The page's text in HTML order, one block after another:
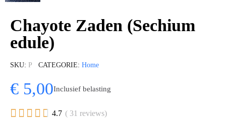
Chayote Zaden (Sechium
edule)
SKU P CATEGORIE Home
€ 5,00Inclusief belasting
     4.7 ( 31 reviews)